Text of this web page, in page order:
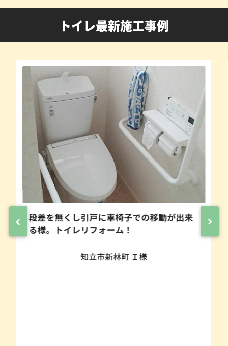
トイレ最新施工事例
段差を無くし引戸に車椅子での移動が出来
る様。トイレリフォーム！
知立市新林町 Ｉ様